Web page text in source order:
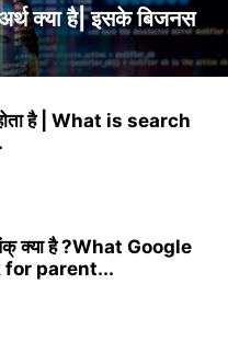
क्या है| इसके बिजनस
है | What is search
क्या है ?What Google
for parent...